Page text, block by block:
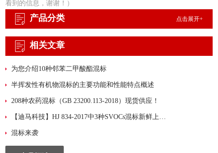
看到的信息，谢谢！）
产品分类 点击展开+
相关文章
为您介绍10种邻苯二甲酸酯混标
半挥发性有机物混标的主要功能和性能特点概述
208种农药混标（GB 23200.113-2018）现货供应！
【迪马科技】HJ 834-2017中3种SVOCs混标新鲜上市！
混标来袭